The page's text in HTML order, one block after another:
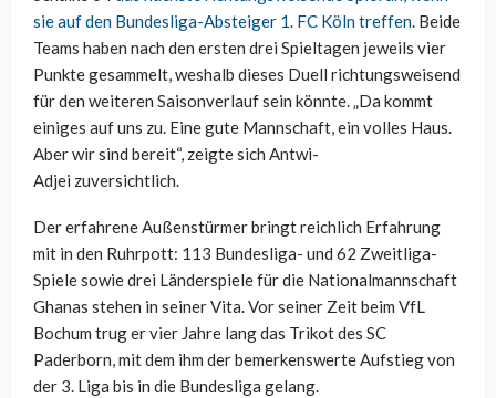
sie auf den Bundesliga-Absteiger 1. FC Köln treffen. Beide
Teams haben nach den ersten drei Spieltagen jeweils vier
Punkte gesammelt, weshalb dieses Duell richtungsweisend
für den weiteren Saisonverlauf sein könnte. „Da kommt
einiges auf uns zu. Eine gute Mannschaft, ein volles Haus.
Aber wir sind bereit“, zeigte sich Antwi-
Adjei zuversichtlich.
Der erfahrene Außenstürmer bringt reichlich Erfahrung
mit in den Ruhrpott: 113 Bundesliga- und 62 Zweitliga-
Spiele sowie drei Länderspiele für die Nationalmannschaft
Ghanas stehen in seiner Vita. Vor seiner Zeit beim VfL
Bochum trug er vier Jahre lang das Trikot des SC
Paderborn, mit dem ihm der bemerkenswerte Aufstieg von
der 3. Liga bis in die Bundesliga gelang.